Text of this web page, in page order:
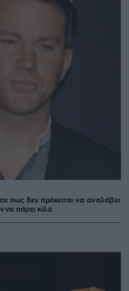
πως δεν πρόκειται να αναλάβει
να πάρει κιλά